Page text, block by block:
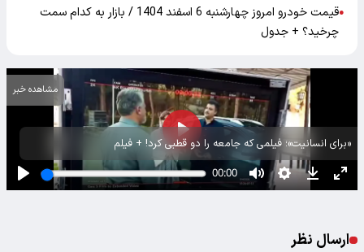
●
قیمت خودرو امروز چهارشنبه 6 اسفند 1404 / بازار به کدام سمت
چرخید؟ + جدول
«برای انسانیت»؛ فیلمی که جامعه را دو قطبی کرد! + فیلم
مشاهده خبر
ارسال نظر